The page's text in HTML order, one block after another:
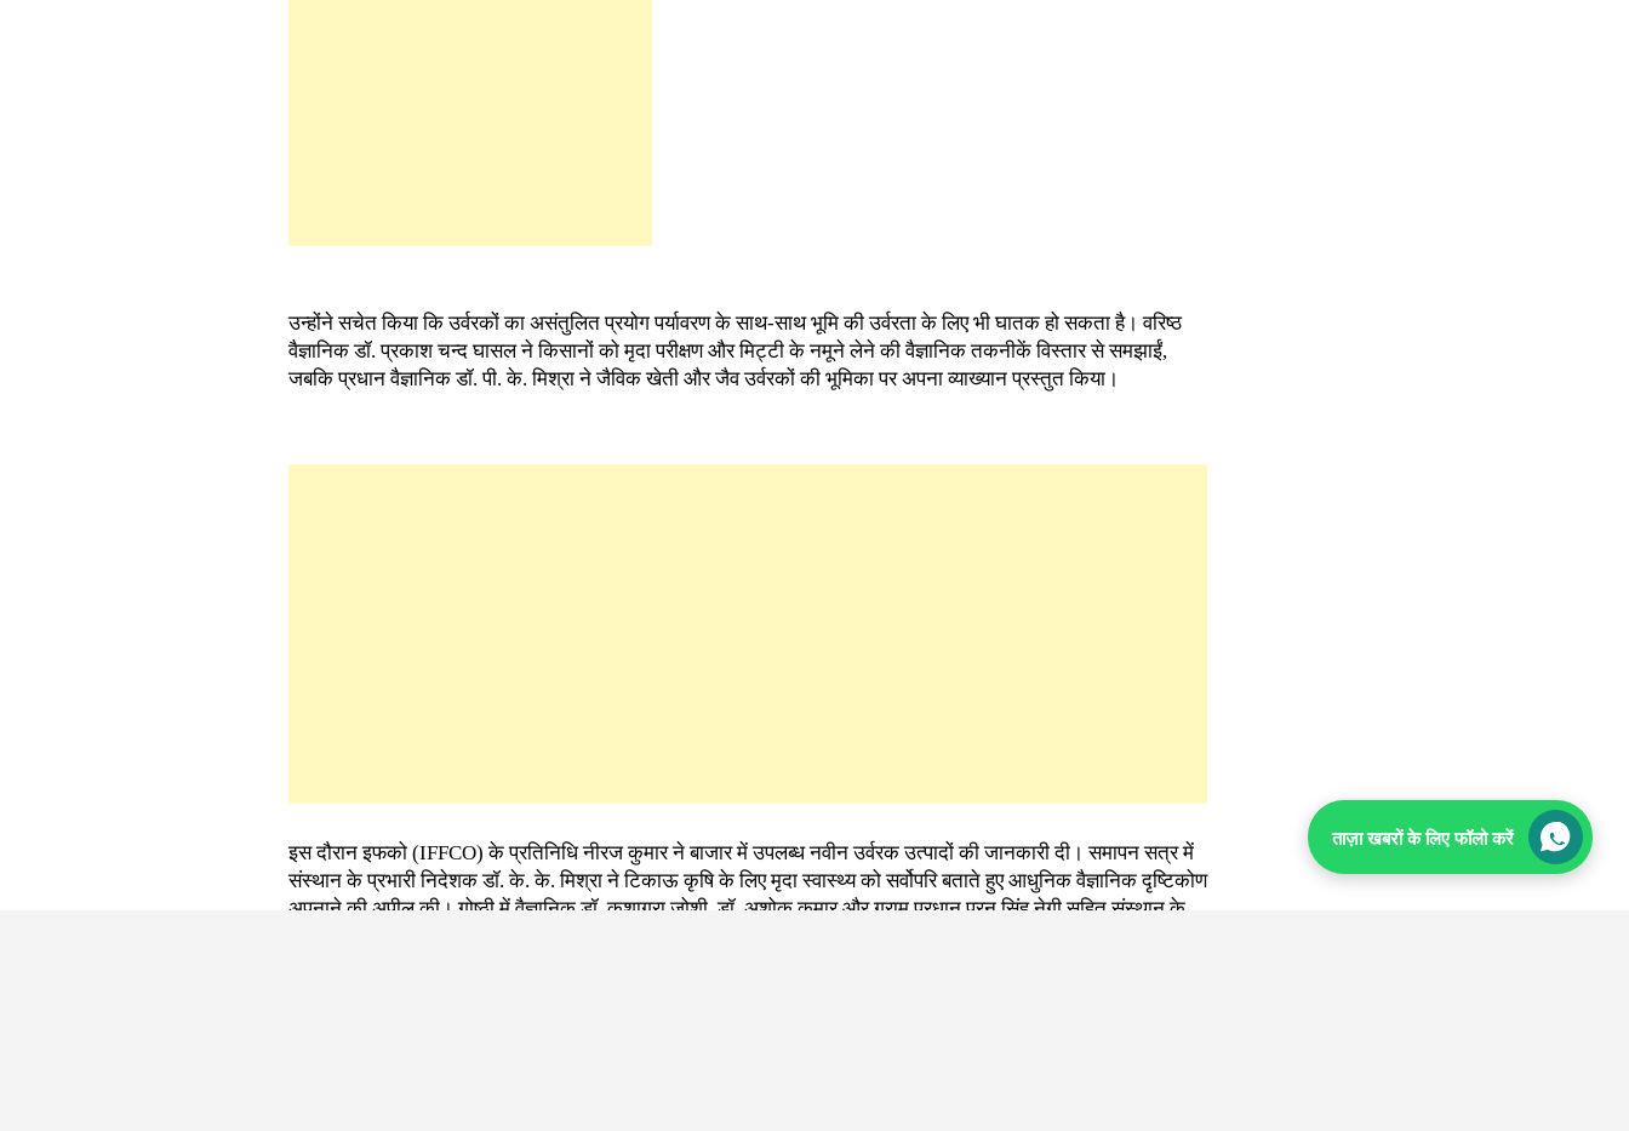
उन्होंने सचेत किया कि उर्वरकों का असंतुलित प्रयोग पर्यावरण के साथ-साथ भूमि की उर्वरता के लिए भी घातक हो सकता है। वरिष्ठ
वैज्ञानिक डॉ. प्रकाश चन्द घासल ने किसानों को मृदा परीक्षण और मिट्टी के नमूने लेने की वैज्ञानिक तकनीकें विस्तार से समझाईं,
जबकि प्रधान वैज्ञानिक डॉ. पी. के. मिश्रा ने जैविक खेती और जैव उर्वरकों की भूमिका पर अपना व्याख्यान प्रस्तुत किया।
इस दौरान इफको (IFFCO) के प्रतिनिधि नीरज कुमार ने बाजार में उपलब्ध नवीन उर्वरक उत्पादों की जानकारी दी। समापन सत्र में
संस्थान के प्रभारी निदेशक डॉ. के. के. मिश्रा ने टिकाऊ कृषि के लिए मृदा स्वास्थ्य को सर्वोपरि बताते हुए आधुनिक वैज्ञानिक दृष्टिकोण
अपनाने की अपील की। गोष्ठी में वैज्ञानिक डॉ. कुशाग्रा जोशी, डॉ. अशोक कुमार और ग्राम प्रधान पूरन सिंह नेगी सहित संस्थान के
TOP
ताज़ा खबरों के लिए फॉलो करें